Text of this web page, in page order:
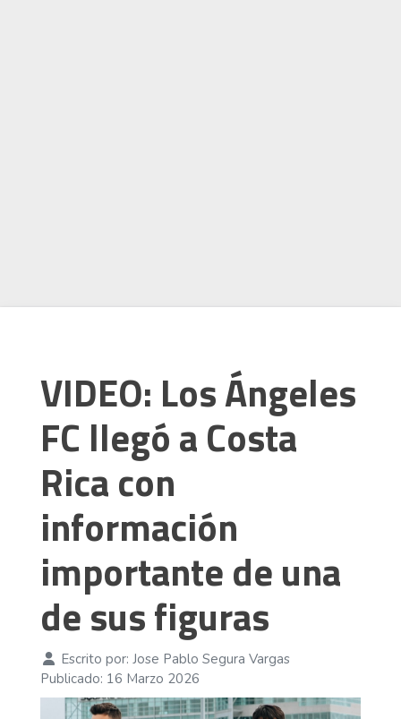
VIDEO: Los Ángeles
FC llegó a Costa
Rica con
información
importante de una
de sus figuras
Escrito por: Jose Pablo Segura Vargas
Publicado: 16 Marzo 2026